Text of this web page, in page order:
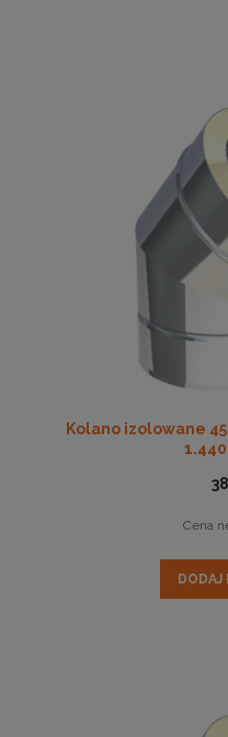
Kolano izolowane
Cena
DODAJ